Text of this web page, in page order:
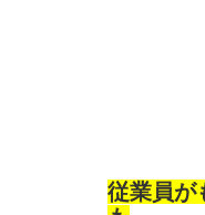
従業員が